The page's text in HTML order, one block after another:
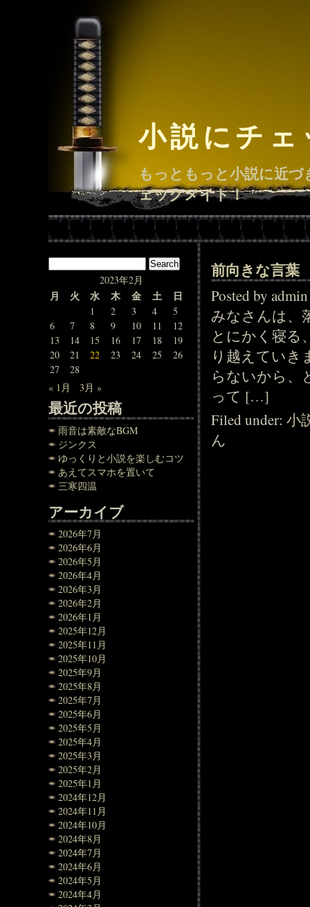
小説にチ
もっともっと小説に近
ェックメイト！
2023年2月
月 火 水 木 金 土 日
1 2 3 4
5
6
7 8 9 10 11
12
13
14 15 16 17 18
19
20
21 22 23 24 25
26
27
28
« 1月
3月 »
最近の投稿
雨音は素敵なBGM
ジンクス
ゆっくりと小説を楽しむコツ
あえてスマホを置いて
三寒四温
アーカイブ
2026年7月
2026年6月
2026年5月
2026年4月
2026年3月
2026年2月
2026年1月
2025年12月
2025年11月
2025年10月
2025年9月
2025年8月
2025年7月
2025年6月
2025年5月
2025年4月
2025年3月
2025年2月
2025年1月
2024年12月
2024年11月
2024年10月
2024年8月
2024年7月
2024年6月
2024年5月
2024年4月
前向きな言葉
Posted by
みなさんは、
とにかく寝る
り越えていき
らないから、
って […]
Filed under:小
ん